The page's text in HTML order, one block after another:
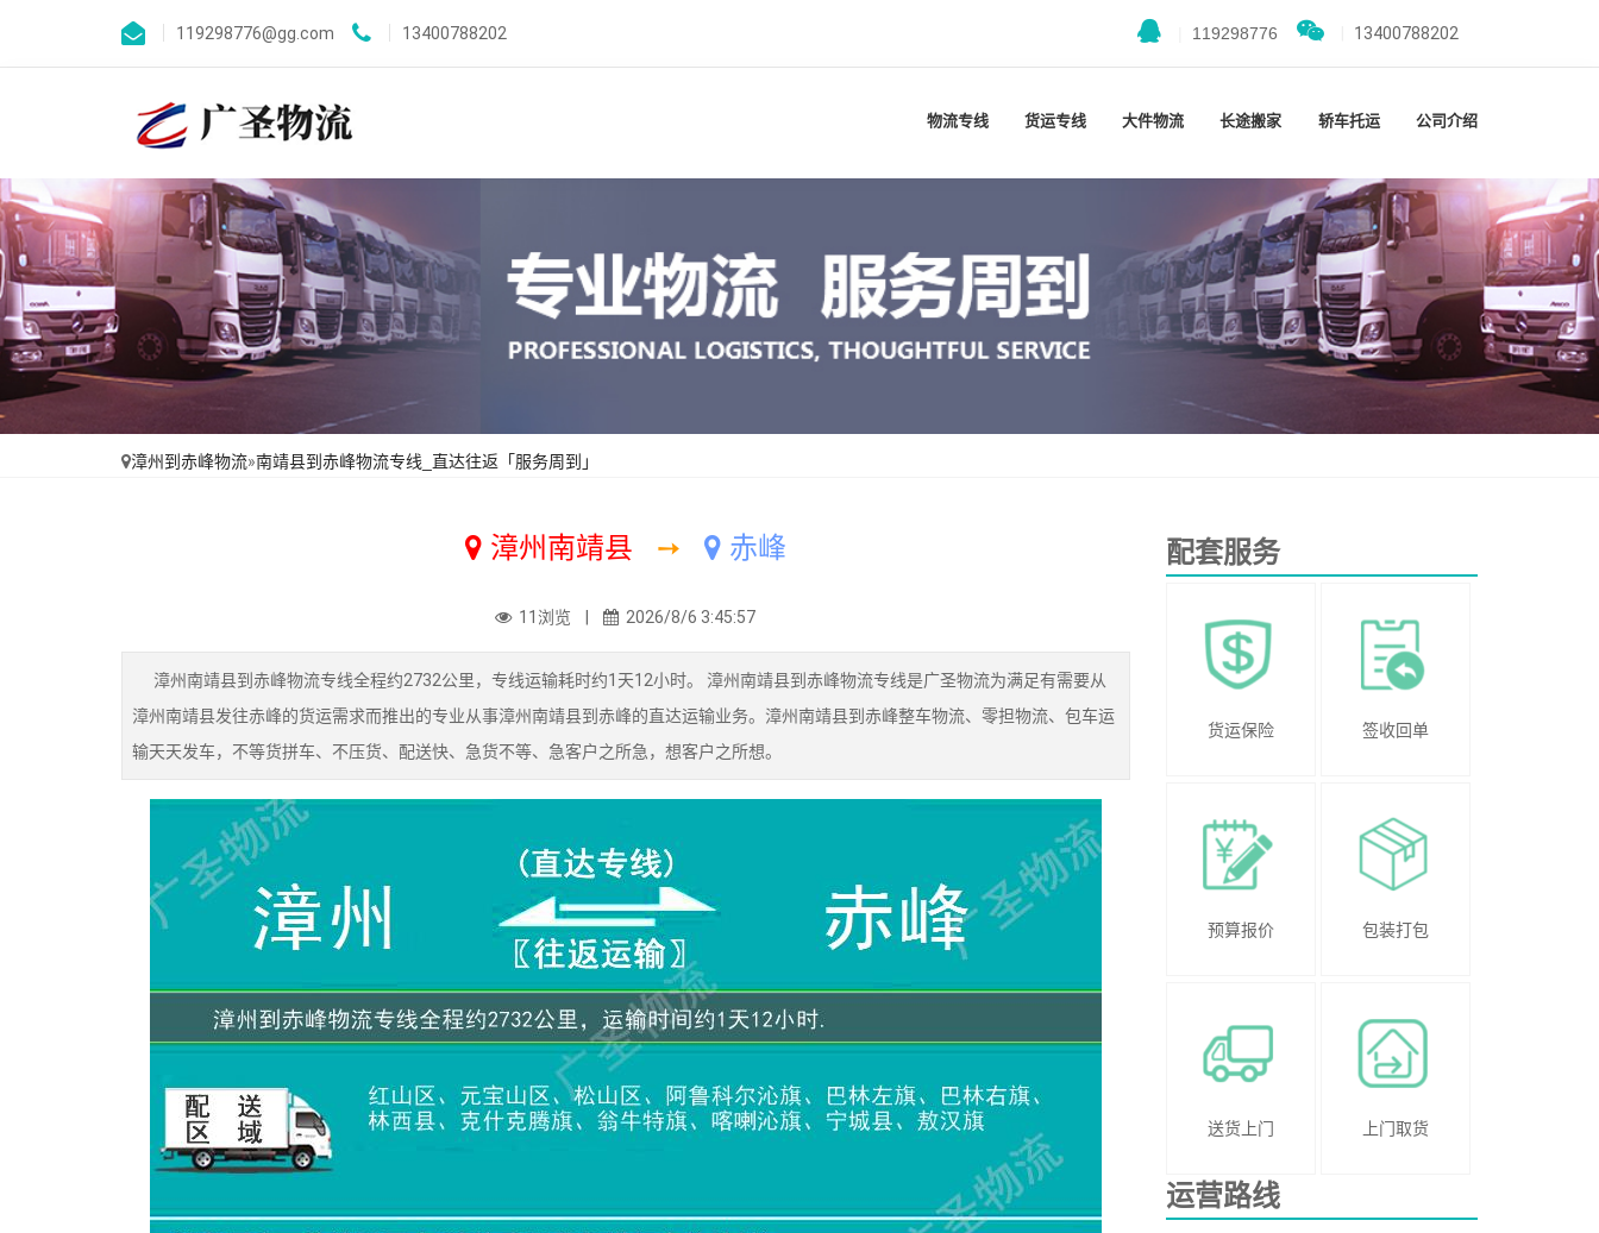
119298776@gg.com 13400788202 119298776 13400788202
物流专线 货运专线 大件物流 长途搬家 轿车托运 公司介绍
漳州到赤峰物流»南靖县到赤峰物流专线_直达往返「服务周到」
漳州南靖县 ➙ 赤峰
11浏览 | 2026/8/6 3:45:57
漳州南靖县到赤峰物流专线全程约2732公里，专线运输耗时约1天12小时。 漳州南靖县到赤峰物流专线是广圣物流为满足有需要从
漳州南靖县发往赤峰的货运需求而推出的专业从事漳州南靖县到赤峰的直达运输业务。漳州南靖县到赤峰整车物流、零担物流、包车运
输天天发车，不等货拼车、不压货、配送快、急货不等、急客户之所急，想客户之所想。
配套服务
货运保险 签收回单
预算报价 包装打包
送货上门 上门取货
运营路线